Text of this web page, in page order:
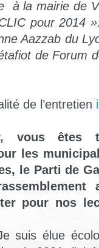
à la mairie de
pour 2014
Aazzab du
de Forum
de l’entretien
vous
les
le Parti de
pour nos
suis élue